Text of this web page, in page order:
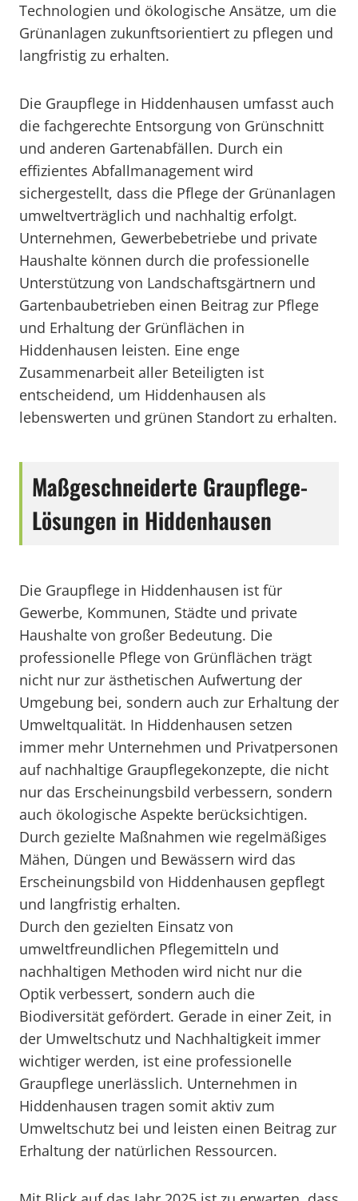
Technologien und ökologische Ansätze, um die
Grünanlagen zukunftsorientiert zu pflegen und
langfristig zu erhalten.
Die Graupflege in Hiddenhausen umfasst auch
die fachgerechte Entsorgung von Grünschnitt
und anderen Gartenabfällen. Durch ein
effizientes Abfallmanagement wird
sichergestellt, dass die Pflege der Grünanlagen
umweltverträglich und nachhaltig erfolgt.
Unternehmen, Gewerbebetriebe und private
Haushalte können durch die professionelle
Unterstützung von Landschaftsgärtnern und
Gartenbaubetrieben einen Beitrag zur Pflege
und Erhaltung der Grünflächen in
Hiddenhausen leisten. Eine enge
Zusammenarbeit aller Beteiligten ist
entscheidend, um Hiddenhausen als
lebenswerten und grünen Standort zu erhalten.
Maßgeschneiderte Graupflege-
Lösungen in Hiddenhausen
Die Graupflege in Hiddenhausen ist für
Gewerbe, Kommunen, Städte und private
Haushalte von großer Bedeutung. Die
professionelle Pflege von Grünflächen trägt
nicht nur zur ästhetischen Aufwertung der
Umgebung bei, sondern auch zur Erhaltung der
Umweltqualität. In Hiddenhausen setzen
immer mehr Unternehmen und Privatpersonen
auf nachhaltige Graupflegekonzepte, die nicht
nur das Erscheinungsbild verbessern, sondern
auch ökologische Aspekte berücksichtigen.
Durch gezielte Maßnahmen wie regelmäßiges
Mähen, Düngen und Bewässern wird das
Erscheinungsbild von Hiddenhausen gepflegt
und langfristig erhalten.
Durch den gezielten Einsatz von
umweltfreundlichen Pflegemitteln und
nachhaltigen Methoden wird nicht nur die
Optik verbessert, sondern auch die
Biodiversität gefördert. Gerade in einer Zeit, in
der Umweltschutz und Nachhaltigkeit immer
wichtiger werden, ist eine professionelle
Graupflege unerlässlich. Unternehmen in
Hiddenhausen tragen somit aktiv zum
Umweltschutz bei und leisten einen Beitrag zur
Erhaltung der natürlichen Ressourcen.